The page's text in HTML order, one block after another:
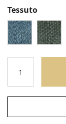
Tessuto